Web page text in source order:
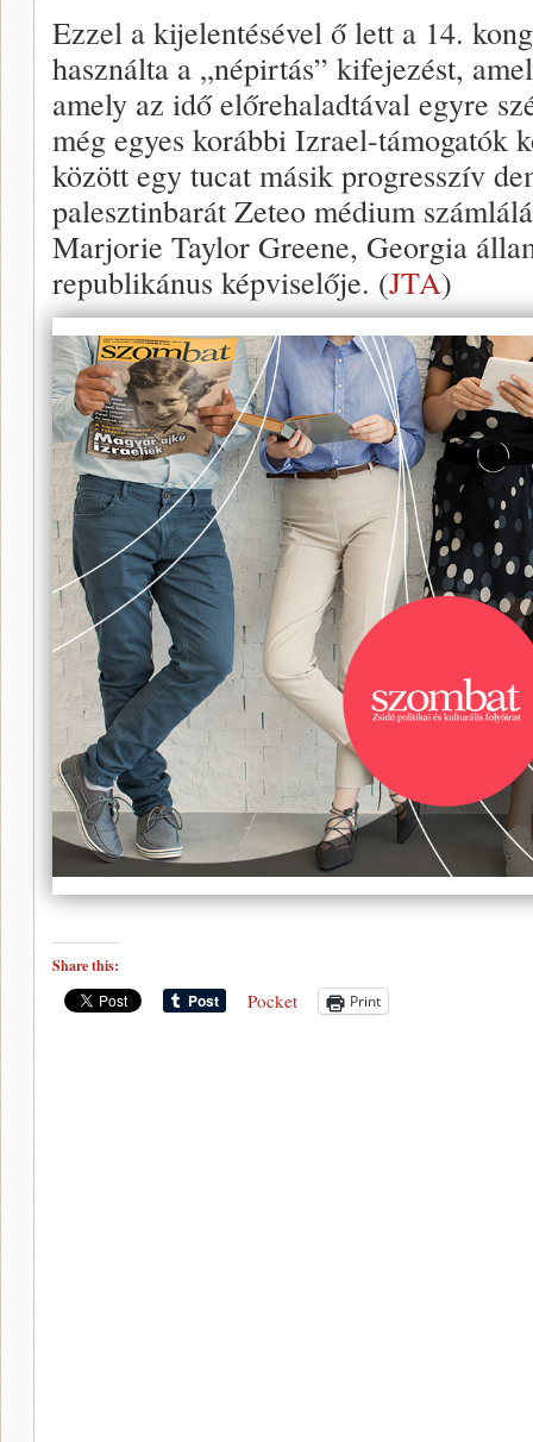
Ezzel a kijelentésével ő lett a 14.
használta a „népirtás” kifejezést,
amely az idő előrehaladtával egyre
még egyes korábbi Izrael-támogatók
között egy tucat másik progresszív
palesztinbarát Zeteo médium
Marjorie Taylor Greene, Georgia
republikánus képviselője. (JTA)
Share this:
Pocket Print